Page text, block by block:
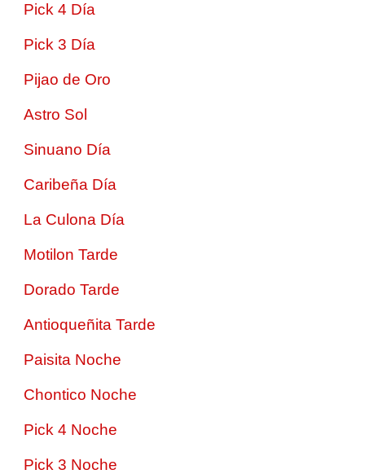
Pick 4 Día
Pick 3 Día
Pijao de Oro
Astro Sol
Sinuano Día
Caribeña Día
La Culona Día
Motilon Tarde
Dorado Tarde
Antioqueñita Tarde
Paisita Noche
Chontico Noche
Pick 4 Noche
Pick 3 Noche